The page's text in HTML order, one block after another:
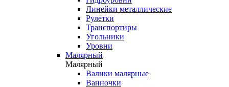
Линейки металлические
Рулетки
Транспортиры
Угольники
Уровни
Малярный
Малярный
Валики малярные
Ванночки